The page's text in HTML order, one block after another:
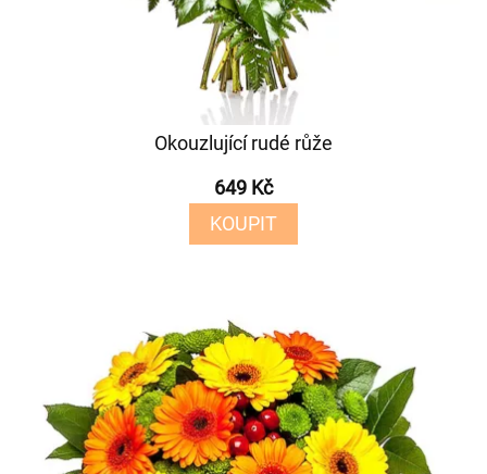
Okouzlující rudé růže
649 Kč
KOUPIT